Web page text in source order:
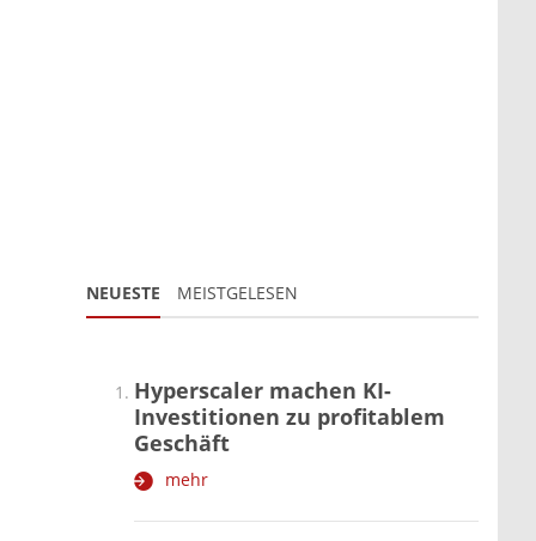
NEUESTE MEISTGELESEN
Hyperscaler machen KI-
Investitionen zu profitablem
Geschäft
mehr